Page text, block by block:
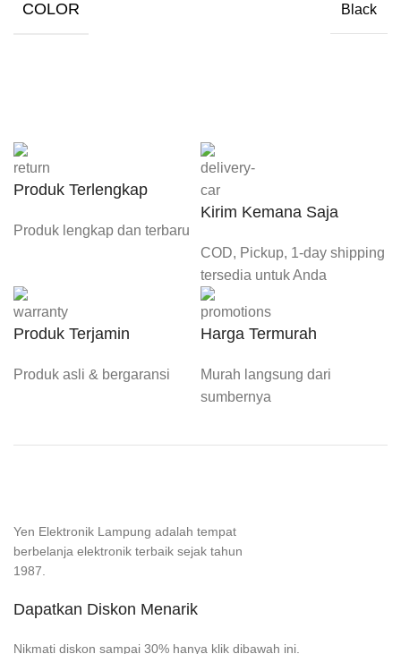
COLOR Black
Produk Terlengkap
Produk lengkap dan terbaru
Kirim Kemana Saja
COD, Pickup, 1-day shipping
tersedia untuk Anda
Produk Terjamin
Produk asli & bergaransi
Harga Termurah
Murah langsung dari
sumbernya
Yen Elektronik Lampung adalah tempat
berbelanja elektronik terbaik sejak tahun
1987.
Dapatkan Diskon Menarik
Nikmati diskon sampai 30% hanya klik dibawah ini.